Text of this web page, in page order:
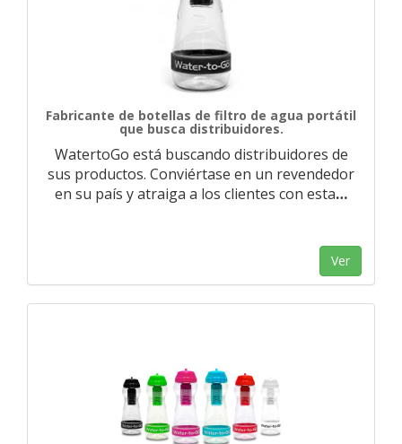
Fabricante de botellas de filtro de agua portátil
que busca distribuidores.
WatertoGo está buscando distribuidores de
sus productos. Conviértase en un revendedor
en su país y atraiga a los clientes con esta…
Ver